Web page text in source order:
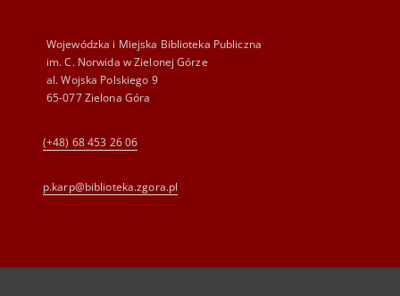
Wojewódzka i Miejska Biblioteka Publiczna
im. C. Norwida w Zielonej Górze
al. Wojska Polskiego 9
65-077 Zielona Góra
(+48) 68 453 26 06
p.karp@biblioteka.zgora.pl